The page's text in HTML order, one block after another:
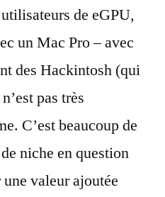
de eGPU,
un Mac Pro – avec
des Hackintosh (qui
pas très
C’est beaucoup de
niche en question
valeur ajoutée